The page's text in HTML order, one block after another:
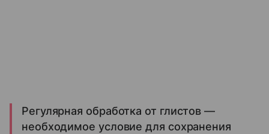
Регулярная обработка от глистов —
необходимое условие для сохранения